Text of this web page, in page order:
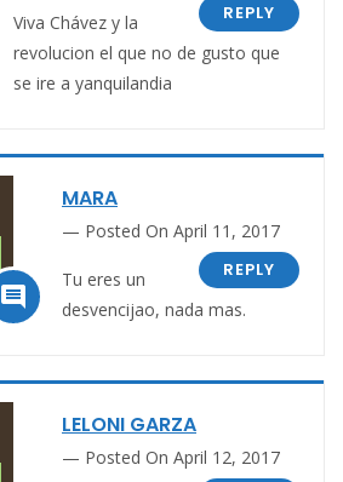
REPLY
Viva Chávez y la
revolucion el que no de gusto que
se ire a yanquilandia

MARA
Posted On April 11, 2017
REPLY
Tu eres un
desvencijao, nada mas.
LELONI GARZA
Posted On April 12, 2017